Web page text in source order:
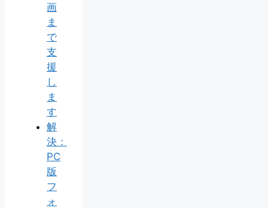
画
ま
で
支
援
し
ま
す
解
決：
PC
版
フ
ォ